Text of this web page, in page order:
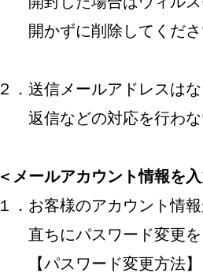
開かずに削除してくださ
２．送信メールアドレスは
返信などの対応を行わな
＜メールアカウント情報を
１．お客様のアカウント情
直ちにパスワード変更を
【パスワード変更方法】